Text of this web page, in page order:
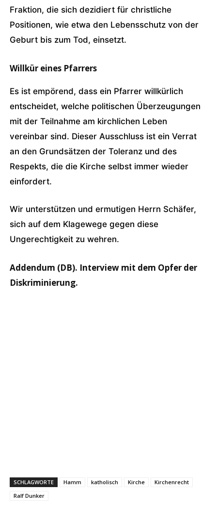
Fraktion, die sich dezidiert für christliche
Positionen, wie etwa den Lebensschutz von der
Geburt bis zum Tod, einsetzt.
Willkür eines Pfarrers
Es ist empörend, dass ein Pfarrer willkürlich
entscheidet, welche politischen Überzeugungen
mit der Teilnahme am kirchlichen Leben
vereinbar sind. Dieser Ausschluss ist ein Verrat
an den Grundsätzen der Toleranz und des
Respekts, die die Kirche selbst immer wieder
einfordert.
Wir unterstützen und ermutigen Herrn Schäfer,
sich auf dem Klagewege gegen diese
Ungerechtigkeit zu wehren.
Addendum (DB). Interview mit dem Opfer der
Diskriminierung.
SCHLAGWORTE Hamm katholisch Kirche
Kirchenrecht
Ralf Dunker